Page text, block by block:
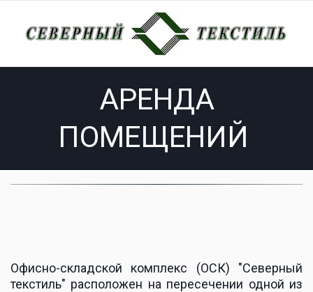
АРЕНДА
ПОМЕЩЕНИЙ
Офисно-складской комплекс (ОСК) "Северный
текстиль" расположен на пересечении одной из